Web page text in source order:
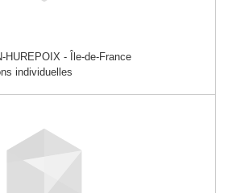
HUREPOIX - Île-de-France
individuelles